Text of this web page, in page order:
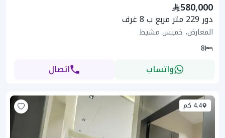
580,000
دور 229 متر مربع ب 8 غرف
المعارض، خميس مشيط
8
واتساب اتصال
4.4 كم